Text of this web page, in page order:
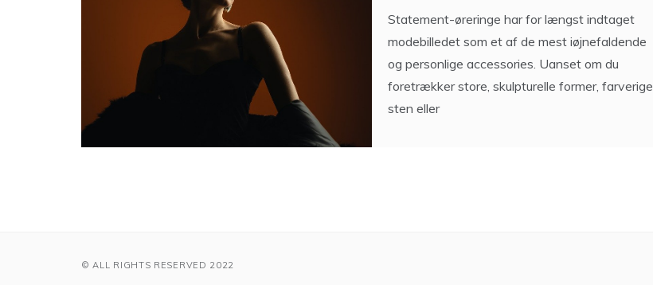
Statement-øreringe har for længst indtaget
modebilledet som et af de mest iøjnefaldende
og personlige accessories. Uanset om du
foretrækker store, skulpturelle former, farverige
sten eller
© ALL RIGHTS RESERVED 2022